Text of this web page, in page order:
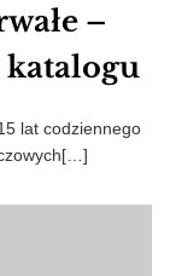
–
katalogu
lat codziennego